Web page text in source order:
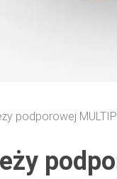
podporowej